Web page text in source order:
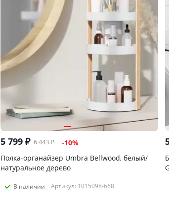
5 799 ₽ 6 443₽ -10%
Полка-органайзер Umbra Bellwood, белый/
натуральное дерево
В наличии Артикул: 1015098-668